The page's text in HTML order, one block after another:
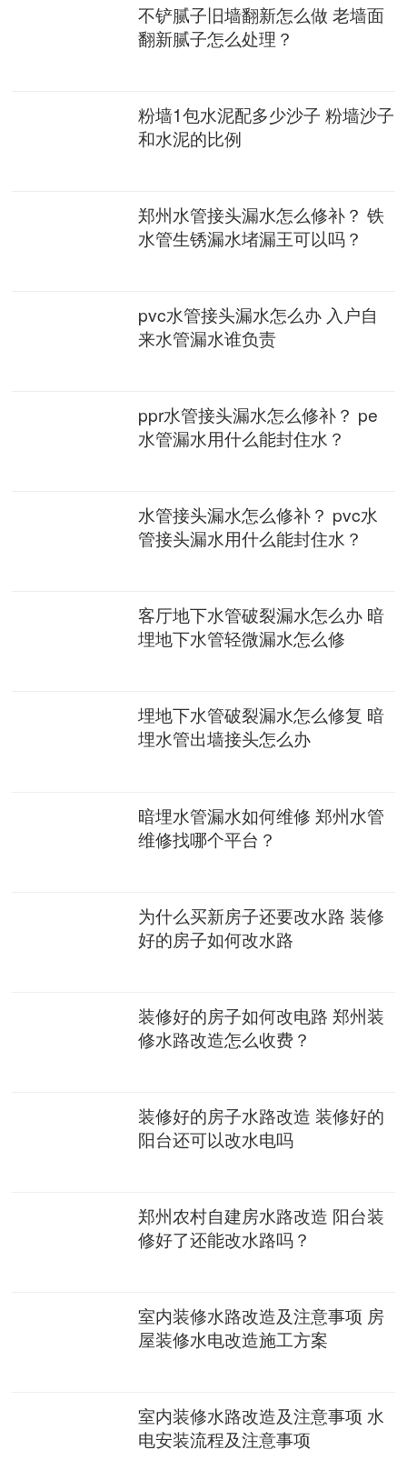
不铲腻子旧墙翻新怎么做 老墙面
翻新腻子怎么处理？
粉墙1包水泥配多少沙子 粉墙沙子
和水泥的比例
郑州水管接头漏水怎么修补？ 铁
水管生锈漏水堵漏王可以吗？
pvc水管接头漏水怎么办 入户自
来水管漏水谁负责
ppr水管接头漏水怎么修补？ pe
水管漏水用什么能封住水？
水管接头漏水怎么修补？ pvc水
管接头漏水用什么能封住水？
客厅地下水管破裂漏水怎么办 暗
埋地下水管轻微漏水怎么修
埋地下水管破裂漏水怎么修复 暗
埋水管出墙接头怎么办
暗埋水管漏水如何维修 郑州水管
维修找哪个平台？
为什么买新房子还要改水路 装修
好的房子如何改水路
装修好的房子如何改电路 郑州装
修水路改造怎么收费？
装修好的房子水路改造 装修好的
阳台还可以改水电吗
郑州农村自建房水路改造 阳台装
修好了还能改水路吗？
室内装修水路改造及注意事项 房
屋装修水电改造施工方案
室内装修水路改造及注意事项 水
电安装流程及注意事项